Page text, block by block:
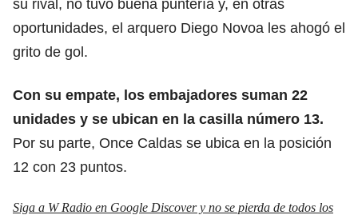
su rival, no tuvo buena puntería y, en otras
oportunidades, el arquero Diego Novoa les ahogó el
grito de gol.
Con su empate, los embajadores suman 22
unidades y se ubican en la casilla número 13.
Por su parte, Once Caldas se ubica en la posición
12 con 23 puntos.
Siga a W Radio en Google Discover y no se pierda de todos los